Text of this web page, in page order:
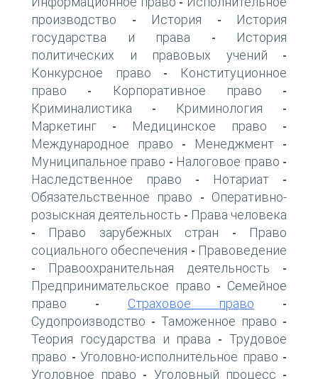
производство - История -
История
государства и права -
История
политических и правовых учений -
Конкурсное право -
Конституционное
право - Корпоративное право -
Криминалистика - Криминология -
Маркетинг - Медицинское право -
Международное право - Менеджмент -
Муниципальное право - Налоговое право -
Наследственное право - Нотариат -
Обязательственное право - Оперативно-
розыскная деятельность - Права человека
- Право зарубежных стран -
Право
социального обеспечения - Правоведение
- Правоохранительная деятельность -
Предпринимательское право - Семейное
право - Страховое право -
Судопроизводство - Таможенное право -
Теория государства и права -Трудовое
право - Уголовно-исполнительное право -
Уголовное право - Уголовный процесс -